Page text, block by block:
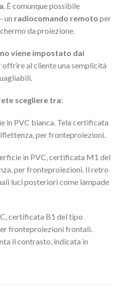
. È comunque possibile
un radiocomando remoto per
da proiezione.
viene impostato dai
offrire al cliente una semplicità
scegliere tra:
in PVC bianca. Tela certificata
per fronteproiezioni.
in PVC, certificata M1 del
per fronteproiezioni. Il retro
luci posteriori come lampade
certificata B1 del tipo
fronteproiezioni frontali.
il contrasto, indicata in